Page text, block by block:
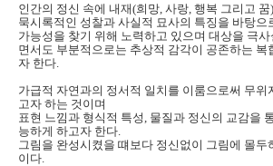
인간의 정신 속에 내재(희망, 사랑, 행복 그리고 꿈)
묵시록적인 성찰과 사실적 묘사의 특징을 바탕으
가능성을 찾기 위해 노력하고 있으며 대상을 극
면서도 부분적으로는 추상적 감각이 공존하는 복
자 한다.
가급적 자연과의 정서적 일치를 이룸으로써 무위
고자 하는 것이며
표현 느낌과 형식적 특성, 물질과 정신의 교감을
능하게 하고자 한다.
그림을 완성시켰을 떄보다 정신없이 그림에 몰두
이다.